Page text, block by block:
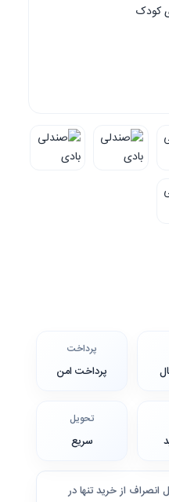
پرداخت
پرداخت امن
تحویل
سریع
انصراف از خرید تنها در